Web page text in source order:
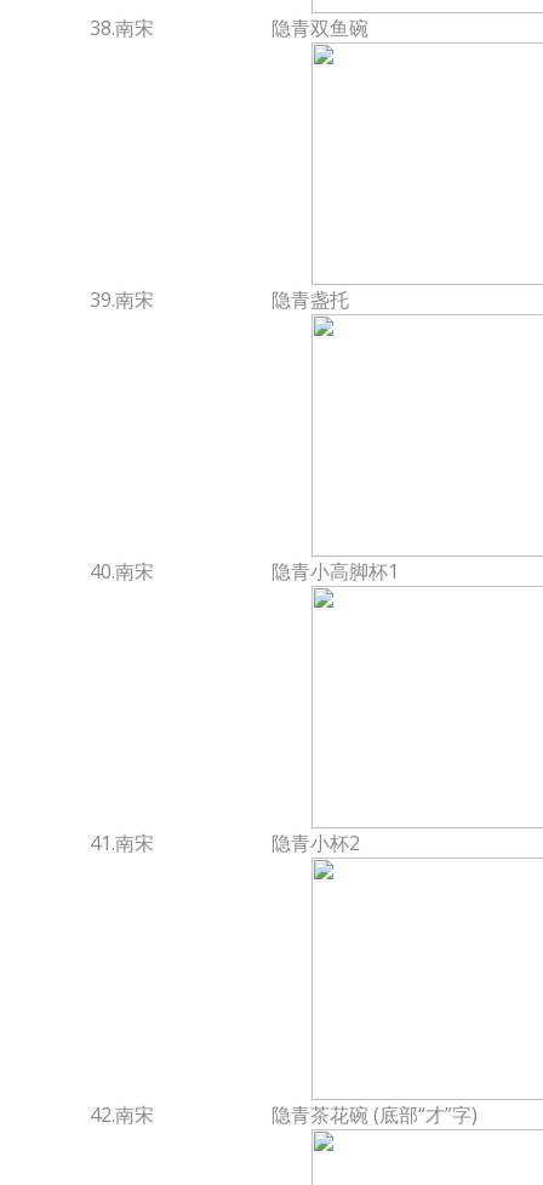
38.南宋 隐青双鱼碗
39.南宋 隐青盏托
40.南宋 隐青小高脚杯1
41.南宋 隐青小杯2
42.南宋 隐青茶花碗 (底部“才”字)